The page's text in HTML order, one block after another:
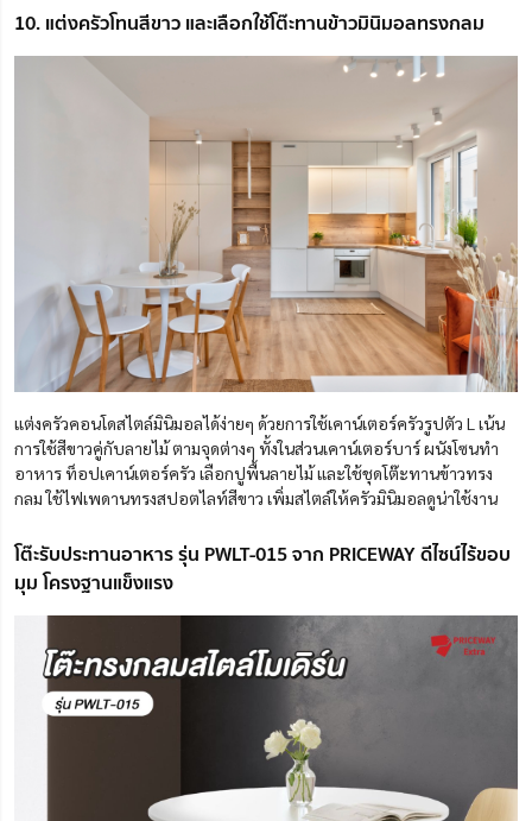
10. แต่งครัวโทนสีขาว และเลือกใช้โต๊ะทานข้าวมินิมอลทรงกลม
แต่งครัวคอนโดสไตล์มินิมอลได้ง่ายๆ ด้วยการใช้เคาน์เตอร์ครัวรูปตัว L เน้น
การใช้สีขาวคู่กับลายไม้ ตามจุดต่างๆ ทั้งในส่วนเคาน์เตอร์บาร์ ผนังโซนทำ
อาหาร ท็อปเคาน์เตอร์ครัว เลือกปูพื้นลายไม้ และใช้ชุดโต๊ะทานข้าวทรง
กลม ใช้ไฟเพดานทรงสปอตไลท์สีขาว เพิ่มสไตล์ให้ครัวมินิมอลดูน่าใช้งาน
โต๊ะรับประทานอาหาร รุ่น PWLT-015 จาก PRICEWAY ดีไซน์ไร้ขอบ
มุม โครงฐานแข็งแรง